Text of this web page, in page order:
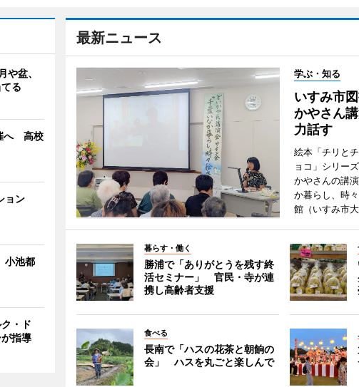
最新ニュース
学ぶ・知る
いすみ市
かやさん
力話す
絵本「チリと
ョコ」シリー
かやさんの講
か暮らし、時
館（いすみ市
暮らす・働く
勝浦で「ありがとうを残す終
活セミナー」 官民・寺が連
携し高齢者支援
食べる
長南で「ハスの花茶と朝餉の
会」 ハスを丸ごと楽しんで
盆、
る
へ 高校
ョン
小池都
・ド
指導